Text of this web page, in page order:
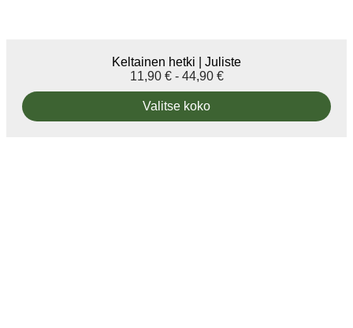
Keltainen hetki | Juliste
11,90 € - 44,90 €
Valitse koko